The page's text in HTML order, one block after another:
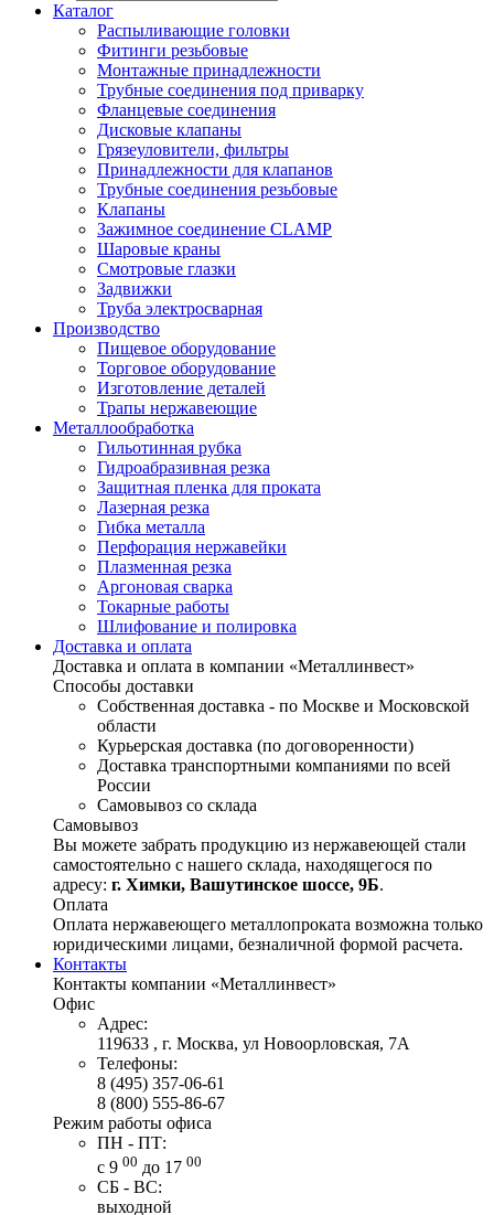
Каталог
Распыливающие головки
Фитинги резьбовые
Монтажные принадлежности
Трубные соединения под приварку
Фланцевые соединения
Дисковые клапаны
Грязеуловители, фильтры
Принадлежности для клапанов
Трубные соединения резьбовые
Клапаны
Зажимное соединение CLAMP
Шаровые краны
Смотровые глазки
Задвижки
Труба электросварная
Производство
Пищевое оборудование
Торговое оборудование
Изготовление деталей
Трапы нержавеющие
Металлообработка
Гильотинная рубка
Гидроабразивная резка
Защитная пленка для проката
Лазерная резка
Гибка металла
Перфорация нержавейки
Плазменная резка
Аргоновая сварка
Токарные работы
Шлифование и полировка
Доставка и оплата
Доставка и оплата в компании «Металлинвест»
Способы доставки
Собственная доставка - по Москве и Московской
области
Курьерская доставка (по договоренности)
Доставка транспортными компаниями по всей
России
Самовывоз со склада
Самовывоз
Вы можете забрать продукцию из нержавеющей стали
самостоятельно с нашего склада, находящегося по
адресу: г. Химки, Вашутинское шоссе, 9Б.
Оплата
Оплата нержавеющего металлопроката возможна только
юридическими лицами, безналичной формой расчета.
Контакты
Контакты компании «Металлинвест»
Офис
Адрес:
119633 , г. Москва, ул Новоорловская, 7А
Телефоны:
8 (495) 357-06-61
8 (800) 555-86-67
Режим работы офиса
ПН - ПТ:
с 9 00 до 17 00
СБ - ВС:
выходной